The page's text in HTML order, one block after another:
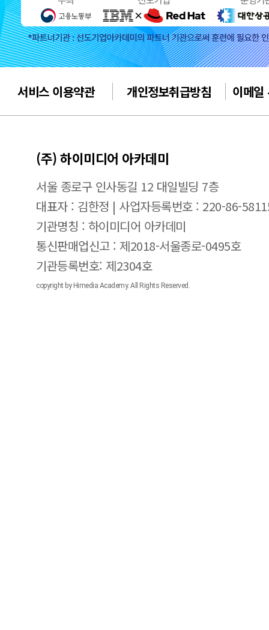
서비스 이용약관 개인정보취급방침 이메일
(주) 하이미디어 아카데미
서울 종로구 인사동길 12 대일빌딩 7층
대표자 : 김한정 | 사업자등록번호 : 220-86-
기관명칭 : 하이미디어 아카데미
통신판매업신고 : 제2018-서울종로-0495호
기관등록번호: 제2304호
copyright by Himedia Academy. All Rights Reserved.